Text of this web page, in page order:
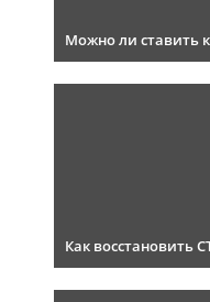
Можно ли ставить
Как восстановить